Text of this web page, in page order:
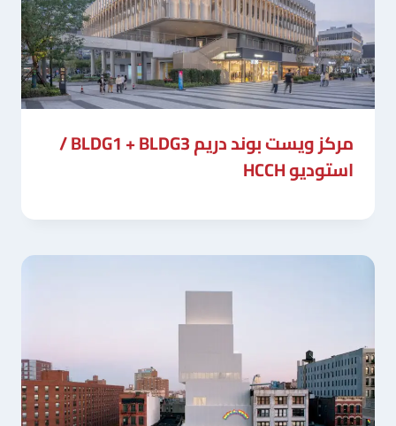
مركز ويست بوند دريم BLDG1 + BLDG3 /
استوديو HCCH